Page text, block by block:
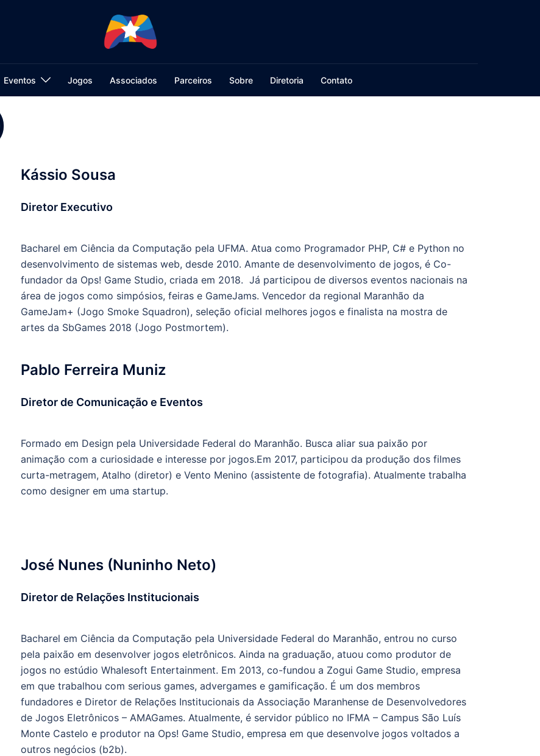
Eventos Jogos Associados Parceiros Sobre Diretoria Contato
Kássio Sousa
Diretor Executivo
Bacharel em Ciência da Computação pela UFMA. Atua como Programador PHP, C# e Python no
desenvolvimento de sistemas web, desde 2010. Amante de desenvolvimento de jogos, é Co-
fundador da Ops! Game Studio, criada em 2018. Já participou de diversos eventos nacionais na
área de jogos como simpósios, feiras e GameJams. Vencedor da regional Maranhão da
GameJam+ (Jogo Smoke Squadron), seleção oficial melhores jogos e finalista na mostra de
artes da SbGames 2018 (Jogo Postmortem).
Pablo Ferreira Muniz
Diretor de Comunicação e Eventos
Formado em Design pela Universidade Federal do Maranhão. Busca aliar sua paixão por
animação com a curiosidade e interesse por jogos.Em 2017, participou da produção dos filmes
curta-metragem, Atalho (diretor) e Vento Menino (assistente de fotografia). Atualmente trabalha
como designer em uma startup.
José Nunes (Nuninho Neto)
Diretor de Relações Institucionais
Bacharel em Ciência da Computação pela Universidade Federal do Maranhão, entrou no curso
pela paixão em desenvolver jogos eletrônicos. Ainda na graduação, atuou como produtor de
jogos no estúdio Whalesoft Entertainment. Em 2013, co-fundou a Zogui Game Studio, empresa
em que trabalhou com serious games, advergames e gamificação. É um dos membros
fundadores e Diretor de Relações Institucionais da Associação Maranhense de Desenvolvedores
de Jogos Eletrônicos – AMAGames. Atualmente, é servidor público no IFMA – Campus São Luís
Monte Castelo e produtor na Ops! Game Studio, empresa em que desenvolve jogos voltados a
outros negócios (b2b).